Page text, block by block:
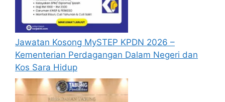
termasuk Bahasa Melayu dan Bahasa
Inggeris.
Memperoleh sekurang-kurangnya gred
LULUS dalam mata pelajaran Sejarah di
peringkat SPM.
Memenuhi syarat bidang pengkhususan
yang ditetapkan.
Jawatan Kosong MySTEP KPDN 2026 –
Kementerian Perdagangan Dalam Negeri dan
Kos Sara Hidup